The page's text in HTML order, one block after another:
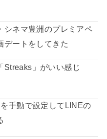
シネマ豊洲のプレミアペ
デートをしてきた
Streaks」がいい感じ
手動で設定してLINEの